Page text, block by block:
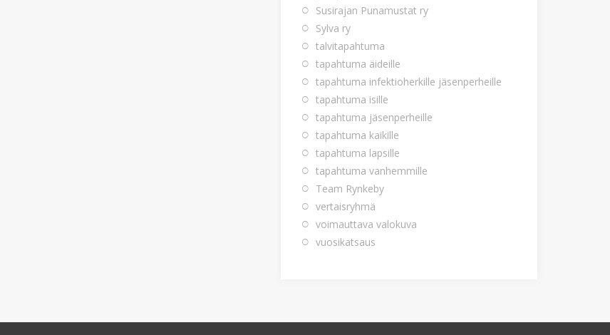
Susirajan Punamustat ry
Sylva ry
talvitapahtuma
tapahtuma äideille
tapahtuma infektioherkille jäsenperheille
tapahtuma isille
tapahtuma jäsenperheille
tapahtuma kaikille
tapahtuma lapsille
tapahtuma vanhemmille
Team Rynkeby
vertaisryhmä
voimauttava valokuva
vuosikatsaus